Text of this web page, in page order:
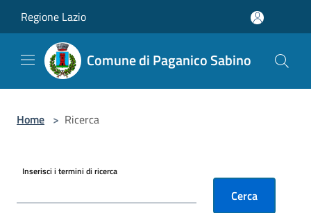
Regione Lazio
Comune di Paganico Sabino
Home > Ricerca
Inserisci i termini di ricerca
Cerca